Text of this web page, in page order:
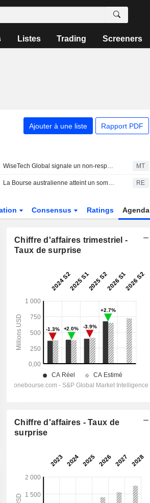
Listes Trading Screeners
Ajouter à une liste Rapport PDF
WiseTech Global signale un non-respect temporaire des règles de cotation de l'ASX après la nomination de sa présidente MT
La Bourse australienne atteint un sommet historique, portée par les valeurs minières et l'optimisme entre les États-Unis et l'Iran RE
Consensus Ratings Agenda
Chiffre d'affaires trimestriel -
Taux de surprise
Chiffre d'affaires - Taux de
surprise